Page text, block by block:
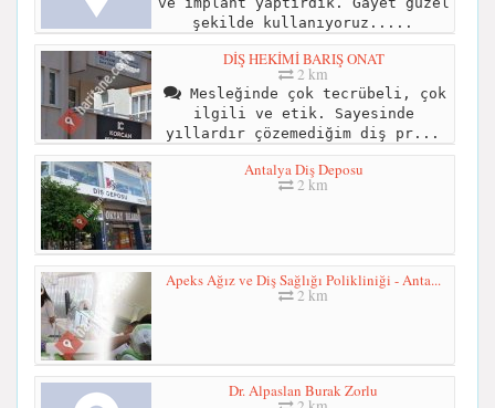
şekilde kullanıyoruz.....
DİŞ HEKİMİ BARIŞ ONAT
2 km
Mesleğinde çok tecrübeli, çok
ilgili ve etik. Sayesinde
yıllardır çözemediğim diş pr...
Antalya Diş Deposu
2 km
Apeks Ağız ve Diş Sağlığı Polikliniği - Anta...
2 km
Dr. Alpaslan Burak Zorlu